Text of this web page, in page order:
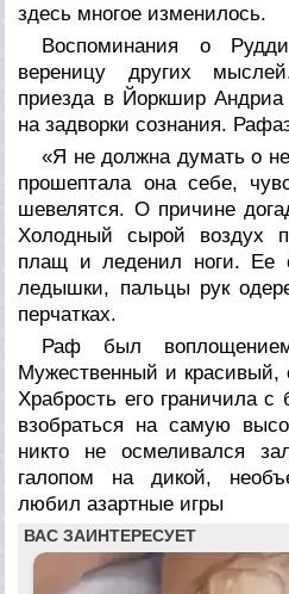
здесь многое изменилось.
Воспоминания о
вереницу других
приезда в Йоркшир Андриа
на задворки сознания.
«Я не должна думать о
прошептала она себе,
шевелятся. О причине
Холодный сырой воздух
плащ и леденил ноги. Ее
ледышки, пальцы рук
перчатках.
Раф был
Мужественный и
Храбрость его граничила
взобраться на самую
никто не осмеливался
галопом на дикой,
любил азартные игры